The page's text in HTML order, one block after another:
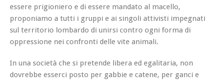
essere prigioniero e di essere mandato al macello,
proponiamo a tutti i gruppi e ai singoli attivisti impegnati
sul territorio lombardo di unirsi contro ogni forma di
oppressione nei confronti delle vite animali.
In una società che si pretende libera ed egalitaria, non
dovrebbe esserci posto per gabbie e catene, per ganci e